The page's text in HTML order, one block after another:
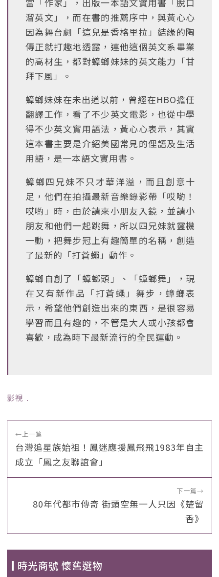
溜英文」，而在書的推薦序中，與黃心心
因為舞台劇「這兒是香格里拉」結緣的陶
傳正就打趣地透露，連他這個英文系畢業
的高材生，都對蟑螂妹妹的英文能力「甘
拜下風」。
蟑螂妹妹在未出道以前，曾經在HBO擔任
翻譯工作，看了不少英文電影，也從中學
得不少英文實用語法，黃心心表示，其實
這本書主要是介紹美國常見的俚語及生活
用語，是一本語文實用書。
蟑螂四兄妹不只才華洋溢，而且創意十
足，他們在拍攝最新音樂錄影帶「哎喲！
哎喲」時，由於請來小朋友入鏡，並請小
朋友和他們一起跳舞，所以四兄妹就靈機
一動，把舞步冠上有趣簡單的名稱，創造
了最新的「打蒼蠅」動作。
蟑螂自創了「蟑螂頭」、「蟑螂舞」，現
在又有新作品「打蒼蠅」舞步，蟑螂表
示，希望他們創造出來的東西，是很容易
學習而且有趣的，不管是大人或小孩都會
喜歡，成為時下最新流行的全民運動。
影視 ﹒
←上一篇
台灣追星族始祖！鳳迷應援鳳飛飛1983年自主
成立「鳳之友聯誼會」
下一篇→
80年代都市傳奇 街頭空無一人只因《楚留
香》
時光商號 懷舊選物